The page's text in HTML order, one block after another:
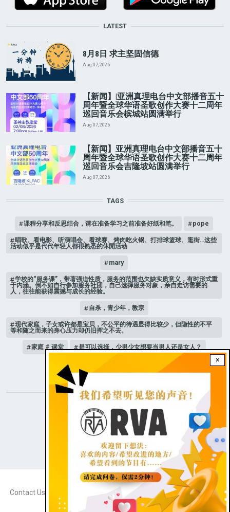
×
LATEST
8月8日 求主坚固信德
Aug 07, 2026
【新闻】|亚洲真理电台中文部播音五十
周年暨全球华语圣歌创作大赛十二周年
巡回音乐会槟城站圆满举行
Aug 07, 2026
【新闻】亚洲真理电台中文部播音五十
周年暨全球华语圣歌创作大赛十二周年
巡回音乐会吉隆坡站圆满举行
Aug 07, 2026
TAGS
课程分享和反思结合，请在准备学习之前准备好纸和笔。 pope
唱歌、看电影、听演唱会、看球赛、烤肉吃火锅、打排球篮球、逛街…这些
活动似乎是代代年轻人都很熟悉的休閒活动
mary
学校的“服务课”，带著强迫性质，服务的范围也欠缺实质意义，有时形式重
于内涵。倒不如自行参加服务社团，自己选择服务对象，亲自走访需要的
人，往往能获得震撼与成长的经验。
自杀，青少年，教宗
现代家庭，子女或许都是宝贝，不公平的待遇显得比较少，但隐性的不平
等和随之而来的身心压力却仍旧挥之不去。
家庭 # 课堂 是可以选择，少男少女想要当男人还是女人？
STAY CONNECTED WITH US!
Contact Us
Dark theme